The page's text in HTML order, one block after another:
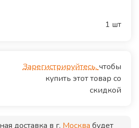
1 шт
Зарегистрируйтесь,чтобы
купить этот товар со
скидкой
доставка в г. Москвабудет